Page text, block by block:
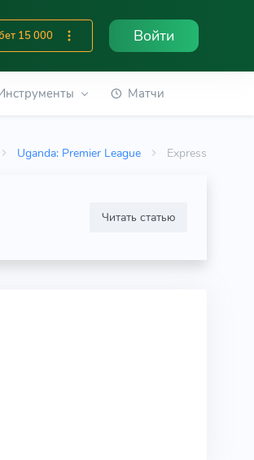
15 000 Войти
Матчи
Uganda: Premier League Express
Читать статью